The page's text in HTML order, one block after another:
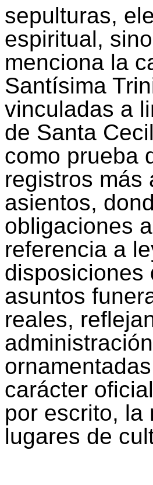
sepulturas,
espiritual,
menciona la
Santísima
vinculadas a
de Santa
como prueba
registros más
asientos,
obligaciones
referencia a
disposiciones
asuntos
reales,
carácter
por escrito, la
lugares de